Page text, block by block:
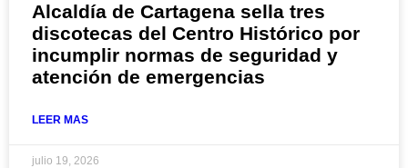
Alcaldía de Cartagena sella tres
discotecas del Centro Histórico por
incumplir normas de seguridad y
atención de emergencias
LEER MAS
julio 19, 2026